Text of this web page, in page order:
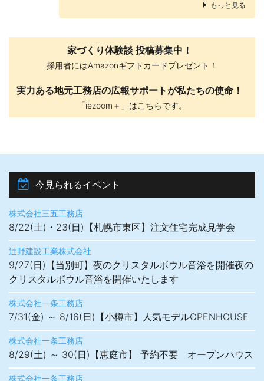
もっと見る
家づくり体験談 投稿募集中！
採用者にはAmazonギフトカードプレゼント！
実力ある地元工務店の広報サポートが私たちの使命！
「iezoom＋」はこちらです。
今見られるイベント
株式会社三五工務店
8/22(土)・23(日)【札幌市東区】注文住宅完成見学会
辻野建設工業株式会社
9/27(日)【当別町】夜のクリスタルボウル音浴を開催夜の
クリスタルボウル音浴を開催いたします
株式会社一条工務店
7/31(金) ～ 8/16(日)【小樽市】人気モデルOPENHOUSE
株式会社一条工務店
8/29(土) ～ 30(日)【恵庭市】 予約不要 オープンハウス
株式会社一条工務店